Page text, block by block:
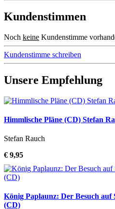
Kundenstimmen
Noch keine Kundenstimme
Kundenstimme schreiben
Unsere Empfehlung
Himmlische Pläne (CD) Stefan
Stefan Rauch
€ 9,95
König Paplaunz: Der Besuch auf
(CD)